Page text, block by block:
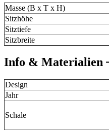
Masse (B x T x H)
Sitzhöhe
Sitztiefe
Sitzbreite
Info & Materialien
Design
Jahr
Schale